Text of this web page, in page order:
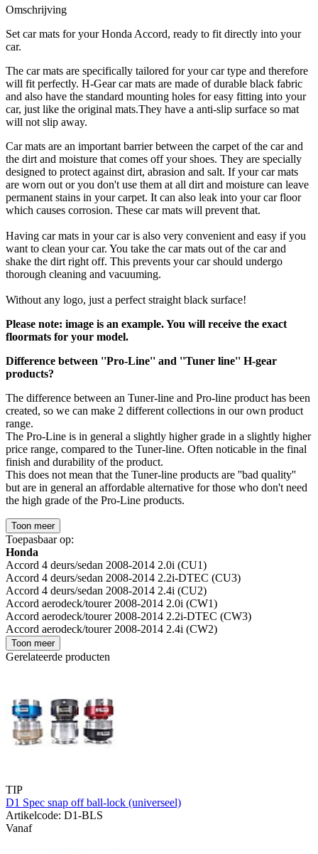
Omschrijving
Set car mats for your Honda Accord, ready to fit directly into your
car.
The car mats are specifically tailored for your car type and therefore
will fit perfectly. H-Gear car mats are made of durable black fabric
and also have the standard mounting holes for easy fitting into your
car, just like the original mats.They have a anti-slip surface so mat
will not slip away.
Car mats are an important barrier between the carpet of the car and
the dirt and moisture that comes off your shoes. They are specially
designed to protect against dirt, abrasion and salt. If your car mats
are worn out or you don't use them at all dirt and moisture can leave
permanent stains in your carpet. It can also leak into your car floor
which causes corrosion. These car mats will prevent that.
Having car mats in your car is also very convenient and easy if you
want to clean your car. You take the car mats out of the car and
shake the dirt right off. This prevents your car should undergo
thorough cleaning and vacuuming.
Without any logo, just a perfect straight black surface!
Please note: image is an example. You will receive the exact
floormats for your model.
Difference between ''Pro-Line'' and ''Tuner line'' H-gear
products?
The difference between an Tuner-line and Pro-line product has been
created, so we can make 2 different collections in our own product
range.
The Pro-Line is in general a slightly higher grade in a slightly higher
price range, compared to the Tuner-line. Often noticable in the final
finish and durability of the product.
This does not mean that the Tuner-line products are ''bad quality''
but are in general an affordable alternative for those who don't need
the high grade of the Pro-Line products.
Toon meer
Toepasbaar op:
Honda
Accord 4 deurs/sedan 2008-2014 2.0i (CU1)
Accord 4 deurs/sedan 2008-2014 2.2i-DTEC (CU3)
Accord 4 deurs/sedan 2008-2014 2.4i (CU2)
Accord aerodeck/tourer 2008-2014 2.0i (CW1)
Accord aerodeck/tourer 2008-2014 2.2i-DTEC (CW3)
Accord aerodeck/tourer 2008-2014 2.4i (CW2)
Toon meer
Gerelateerde producten
TIP
D1 Spec snap off ball-lock (universeel)
Artikelcode: D1-BLS
Vanaf